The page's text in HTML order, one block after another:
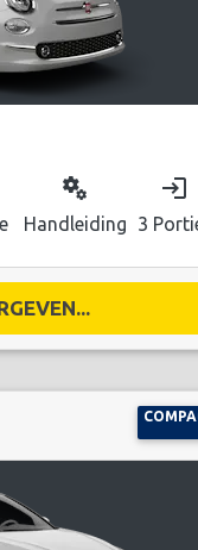
miscellaneous_services
Handleiding
login
3